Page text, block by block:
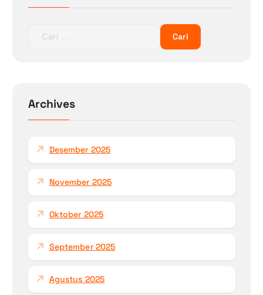
n
tArchives
Desember 2025
November 2025
Oktober 2025
September 2025
Agustus 2025